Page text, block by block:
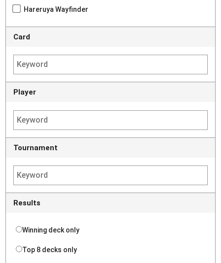
Hareruya Wayfinder
Card
Player
Tournament
Results
Winning deck only
Top 8 decks only